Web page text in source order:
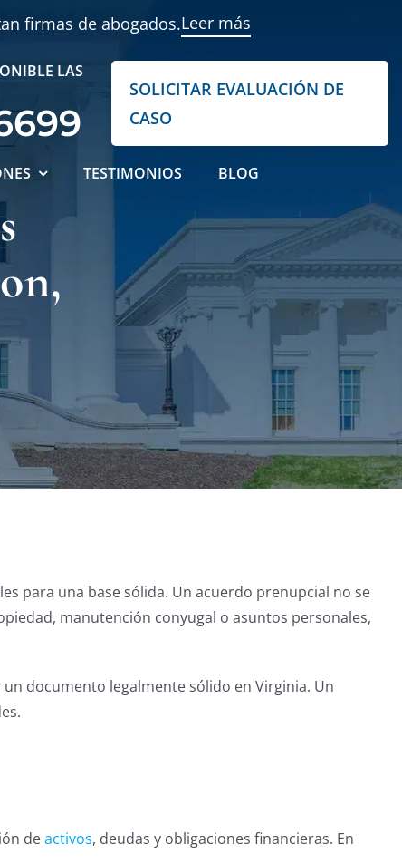
firmas de abogados.Leer más
LAS
SOLICITAR EVALUACIÓN DE
CASO
TESTIMONIOS
BLOG
para una base sólida. Un acuerdo prenupcial no se
manutención conyugal o asuntos personales,
documento legalmente sólido en Virginia. Un
deactivos, deudas y obligaciones financieras. En